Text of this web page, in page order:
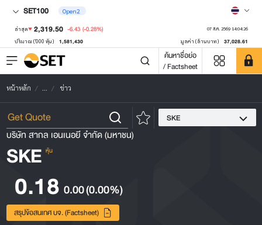
SET100 Open2
ล่าสุด 2,319.50 -6.43 (-0.28%) 07 ส.ค. 2569 14:04:26
ปริมาณ ('000 หุ้น) 1,581,430 มูลค่า (ล้านบาท) 37,028.61
ค้นหาชื่อย่อ
/ Factsheet
หน้าหลัก ... ข่าว
SKE
บริษัท สากล เอนเนอยี จำกัด (มหาชน)
SKE หุ้น
0.18 0.00(0.00%)
สรุปข้อสนเทศ บจ. (Factsheet)